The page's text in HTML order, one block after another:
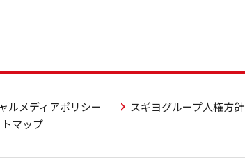
ルメディアポリシー
スギヨグループ人権方針
マップ